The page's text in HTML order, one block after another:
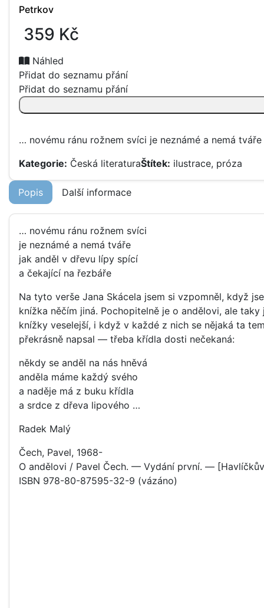
Petrkov
359 Kč
Náhled
Přidat do seznamu přání
Přidat do seznamu přání
O
ANDĚLOVI
… novému ránu rožnem svíci je neznámé a nemá
Kategorie: Česká literaturaŠtítek: ilustrace, próza
Popis Další informace
… novému ránu rožnem svíci
je neznámé a nemá tváře
jak anděl v dřevu lípy spící
a čekající na řezbáře
Na tyto verše Jana Skácela jsem si vzpomněl, když
knížka něčím jiná. Pochopitelně je o andělovi, ale
knížky veselejší, i když v každé z nich se nějaká ta
překrásně napsal — třeba křídla dosti nečekaná:
někdy se anděl na nás hněvá
anděla máme každý svého
a naděje má z buku křídla
a srdce z dřeva lipového …
Radek Malý
Čech, Pavel, 1968-
O andělovi / Pavel Čech. — Vydání první. —
ISBN 978-80-87595-32-9 (vázáno)